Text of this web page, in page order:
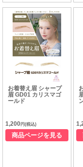
お着替え眉 シャープ
眉 GD01 カリスマゴ
ールド
1,200 円(税込)
商品ページを見る